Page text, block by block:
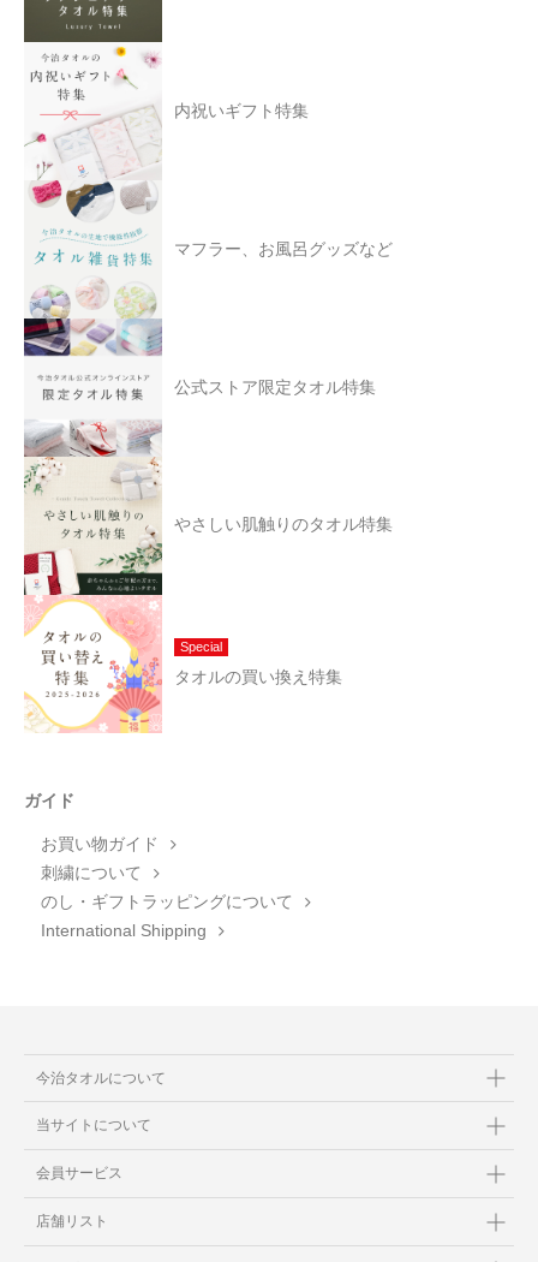
内祝いギフト特集
マフラー、お風呂グッズなど
公式ストア限定タオル特集
やさしい肌触りのタオル特集
Special
タオルの買い換え特集
ガイド
お買い物ガイド
刺繍について
のし・ギフトラッピングについて
International Shipping
今治タオルについて
当サイトについて
会員サービス
店舗リスト